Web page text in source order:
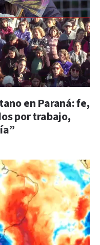
en Paraná: fe,
por trabajo,